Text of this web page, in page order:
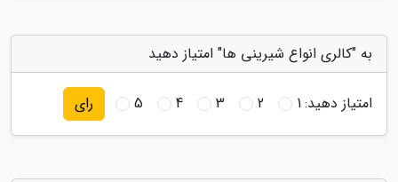
به "کالری انواع شیرینی ها" امتیاز دهید
امتیاز دهید:1
2
3
4
5 رای